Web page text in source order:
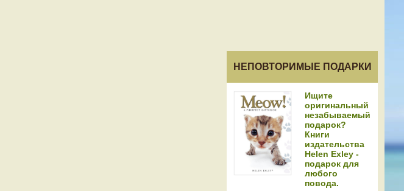
НЕПОВТОРИМЫЕ ПОДАРКИ
Ищите
оригинальный
незабываемый
подарок?
Книги
издательства
Helen Exley -
подарок для
любого
повода.